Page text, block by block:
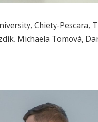
Chiety-
Michaela Tomová,